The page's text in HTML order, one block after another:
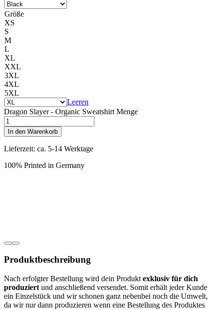
Größe
XS
S
M
L
XL
XXL
3XL
4XL
5XL
Leeren
Dragon Slayer - Organic Sweatshirt Menge
In den Warenkorb
Lieferzeit: ca. 5-14 Werktage
100% Printed in Germany
Produkt­­beschreibung
Nach erfolgter Bestellung wird dein Produkt exklusiv für dich
produziert und anschließend versendet. Somit erhält jeder Kunde
ein Einzelstück und wir schonen ganz nebenbei noch die Umwelt,
da wir nur dann produzieren wenn eine Bestellung des Produktes